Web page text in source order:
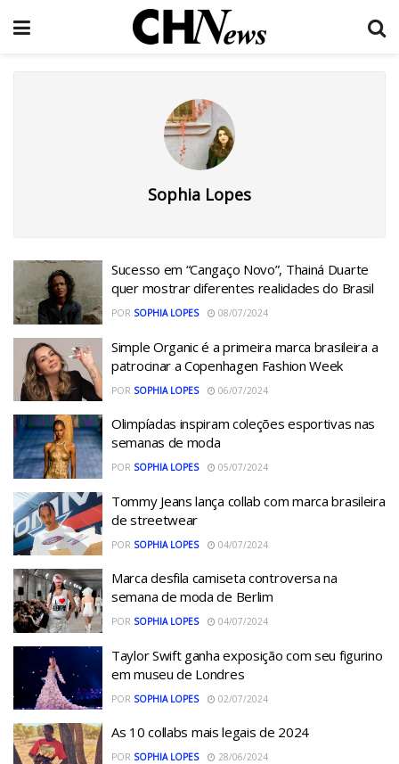
Sophia Lopes
Sucesso em “Cangaço Novo”, Thainá Duarte
quer mostrar diferentes realidades do Brasil
POR SOPHIA LOPES 08/07/2024
Simple Organic é a primeira marca brasileira a
patrocinar a Copenhagen Fashion Week
POR SOPHIA LOPES 06/07/2024
Olimpíadas inspiram coleções esportivas nas
semanas de moda
POR SOPHIA LOPES 05/07/2024
Tommy Jeans lança collab com marca brasileira
de streetwear
POR SOPHIA LOPES 04/07/2024
Marca desfila camiseta controversa na
semana de moda de Berlim
POR SOPHIA LOPES 04/07/2024
Taylor Swift ganha exposição com seu figurino
em museu de Londres
POR SOPHIA LOPES 02/07/2024
As 10 collabs mais legais de 2024
POR SOPHIA LOPES 28/06/2024